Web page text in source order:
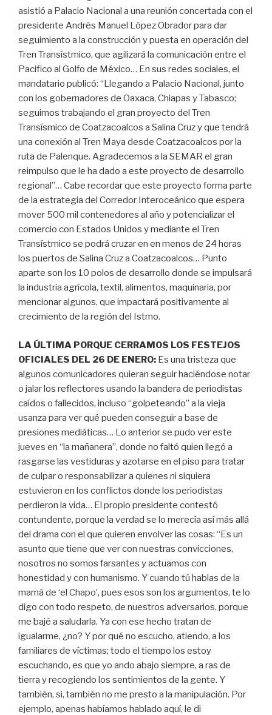
asistió a Palacio Nacional a una reunión concertada con el
presidente Andrés Manuel López Obrador para dar
seguimiento a la construcción y puesta en operación del
Tren Transístmico, que agilizará la comunicación entre el
Pacifico al Golfo de México… En sus redes sociales, el
mandatario publicó: “Llegando a Palacio Nacional, junto
con los gobernadores de Oaxaca, Chiapas y Tabasco;
seguimos trabajando el gran proyecto del Tren
Transísmico de Coatzacoalcos a Salina Cruz y que tendrá
una conexión al Tren Maya desde Coatzacoalcos por la
ruta de Palenque. Agradecemos a la SEMAR el gran
reimpulso que le ha dado a este proyecto de desarrollo
regional”… Cabe recordar que este proyecto forma parte
de la estrategia del Corredor Interoceánico que espera
mover 500 mil contenedores al año y potencializar el
comercio con Estados Unidos y mediante el Tren
Transístmico se podrá cruzar en en menos de 24 horas
los puertos de Salina Cruz a Coatzacoalcos… Punto
aparte son los 10 polos de desarrollo donde se impulsará
la industria agrícola, textil, alimentos, maquinaria, por
mencionar algunos, que impactará positivamente al
crecimiento de la región del Istmo.
LA ÚLTIMA PORQUE CERRAMOS LOS FESTEJOS
OFICIALES DEL 26 DE ENERO: Es una tristeza que
algunos comunicadores quieran seguir haciéndose notar
o jalar los reflectores usando la bandera de periodistas
caídos o fallecidos, incluso “golpeteando” a la vieja
usanza para ver qué pueden conseguir a base de
presiones mediáticas… Lo anterior se pudo ver este
jueves en “la mañanera”, donde no faltó quien llegó a
rasgarse las vestiduras y azotarse en el piso para tratar
de culpar o responsabilizar a quienes ni siquiera
estuvieron en los conflictos donde los periodistas
perdieron la vida… El propio presidente contestó
contundente, porque la verdad se lo merecía así más allá
del drama con el que quieren envolver las cosas: “Es un
asunto que tiene que ver con nuestras convicciones,
nosotros no somos farsantes y actuamos con
honestidad y con humanismo. Y cuando tú hablas de la
mamá de ‘el Chapo’, pues esos son los argumentos, te lo
digo con todo respeto, de nuestros adversarios, porque
me bajé a saludarla. Ya con ese hecho tratan de
igualarme, ¿no? Y por qué no escucho, atiendo, a los
familiares de víctimas; todo el tiempo los estoy
escuchando, es que yo ando abajo siempre, a ras de
tierra y recogiendo los sentimientos de la gente. Y
también, si, también no me presto a la manipulación. Por
ejemplo, apenas habíamos hablado aquí, le di